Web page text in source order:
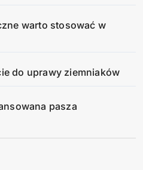
warto stosować w
do uprawy ziemniaków
pasza